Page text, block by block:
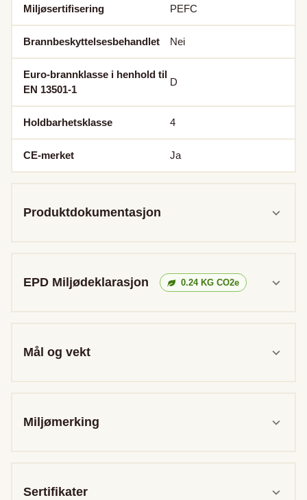
Miljøsertifisering PEFC
Brannbeskyttelsesbehandlet Nei
Euro-brannklasse i henhold til
EN 13501-1
D
Holdbarhetsklasse 4
CE-merket Ja
Produktdokumentasjon
EPD Miljødeklarasjon 0.24KG CO2e
Mål og vekt
Miljømerking
Sertifikater